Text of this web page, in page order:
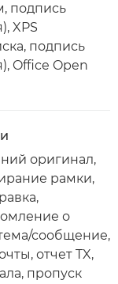
подпись
XPS
подпись
Office Open
оригинал,
рамки,
о
сообщение,
отчет TX,
пропуск